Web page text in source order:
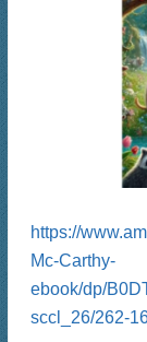
https://
Mc-Carthy-
ebook/dp/
sccl_26/262-